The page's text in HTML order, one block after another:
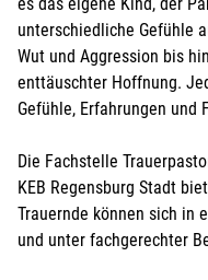
unterschiedliche Gefühle
Wut und Aggression bis
enttäuschter Hoffnung.
Gefühle, Erfahrungen und
Die Fachstelle
KEB Regensburg Stadt
Trauernde können sich in
und unter fachgerechter